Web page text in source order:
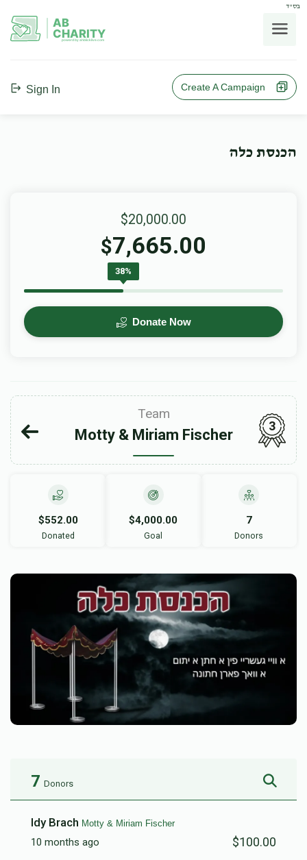
בס"ד
AB
CHARITY
powerd by ahblicklive.com
Sign In Create A Campaign
הכנסת כלה
$20,000.00
$7,665.00
38%
Donate Now
Team
Motty & Miriam Fischer
3
$552.00
Donated
$4,000.00
Goal
7
Donors
7 Donors
Idy Brach Motty & Miriam Fischer
10 months ago $100.00